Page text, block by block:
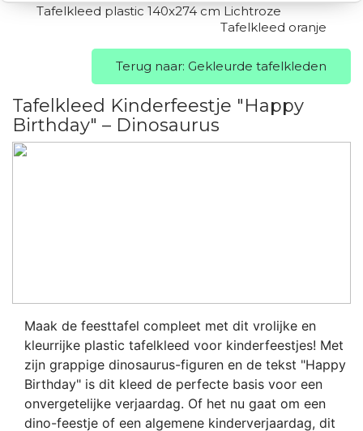
Tafelkleed plastic 140x274 cm Lichtroze
Tafelkleed oranje
Terug naar: Gekleurde tafelkleden
Tafelkleed Kinderfeestje "Happy
Birthday" – Dinosaurus
Maak de feesttafel compleet met dit vrolijke en
kleurrijke plastic tafelkleed voor kinderfeestjes! Met
zijn grappige dinosaurus-figuren en de tekst "Happy
Birthday" is dit kleed de perfecte basis voor een
onvergetelijke verjaardag. Of het nu gaat om een
dino-feestje of een algemene kinderverjaardag, dit